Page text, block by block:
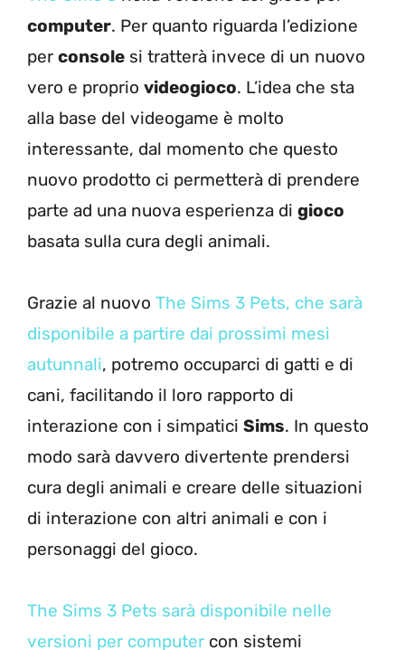
computer. Per quanto riguarda l’edizione
per console si tratterà invece di un nuovo
vero e proprio videogioco. L’idea che sta
alla base del videogame è molto
interessante, dal momento che questo
nuovo prodotto ci permetterà di prendere
parte ad una nuova esperienza di gioco
basata sulla cura degli animali.
Grazie al nuovo The Sims 3 Pets, che sarà
disponibile a partire dai prossimi mesi
autunnali, potremo occuparci di gatti e di
cani, facilitando il loro rapporto di
interazione con i simpatici Sims. In questo
modo sarà davvero divertente prendersi
cura degli animali e creare delle situazioni
di interazione con altri animali e con i
personaggi del gioco.
The Sims 3 Pets sarà disponibile nelle
versioni per computer con sistemi